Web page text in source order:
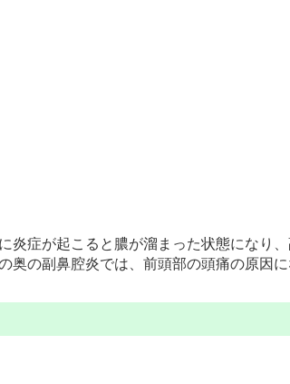
症が起こると膿が溜まった状態になり
の副鼻腔炎では、前頭部の頭痛の原因